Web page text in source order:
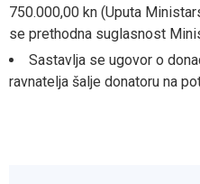
750.000,00 kn (Uputa
se prethodna suglasnost
Sastavlja se ugovor o
ravnatelja šalje donatoru na